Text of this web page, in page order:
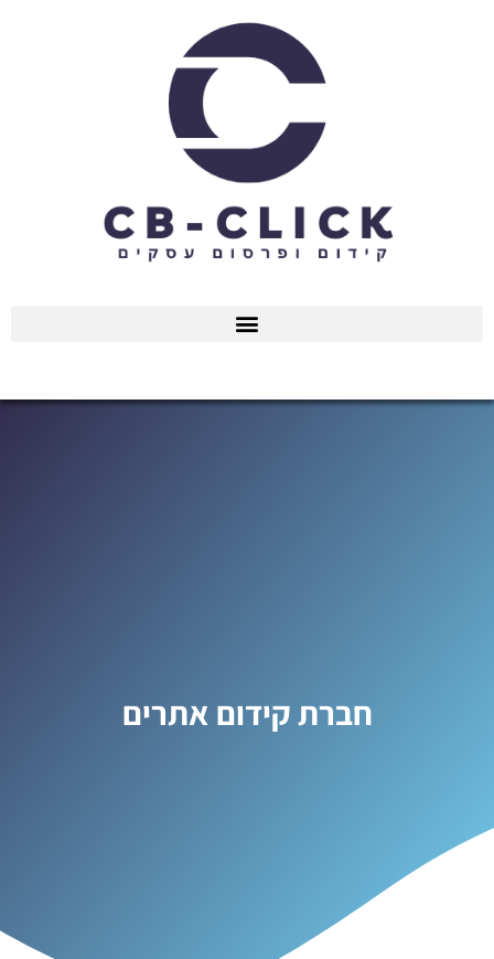
חברת קידום אתרים